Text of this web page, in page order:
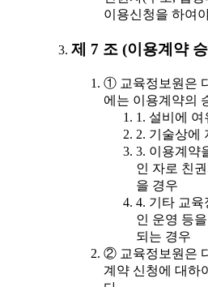
이용신청을 하여
제 7 조 (이용계약
① 교육정보원은
에는 이용계약의
1. 설비에
2. 기술상에
3. 이용계약
인 자로 친
을 경우
4. 기타 교
인 운영 등
되는 경우
② 교육정보원은
계약 신청에 대하